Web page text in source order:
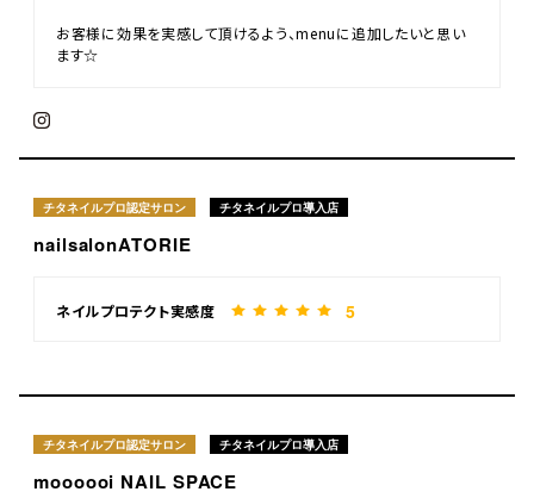
お客様に効果を実感して頂けるよう、menuに追加したいと思い
ます☆
チタネイルプロ認定サロン チタネイルプロ導入店
nailsalonATORIE
ネイルプロテクト実感度 5
チタネイルプロ認定サロン チタネイルプロ導入店
moooooi NAIL SPACE